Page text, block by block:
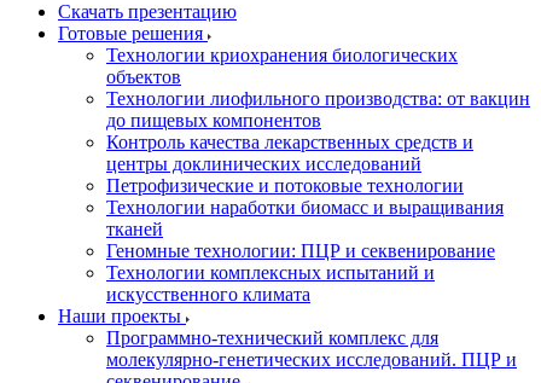
Скачать презентацию
Готовые решения
Технологии криохранения биологических
объектов
Технологии лиофильного производства: от вакцин
до пищевых компонентов
Контроль качества лекарственных средств и
центры доклинических исследований
Петрофизические и потоковые технологии
Технологии наработки биомасс и выращивания
тканей
Геномные технологии: ПЦР и секвенирование
Технологии комплексных испытаний и
искусственного климата
Наши проекты
Программно-технический комплекс для
молекулярно-генетических исследований. ПЦР и